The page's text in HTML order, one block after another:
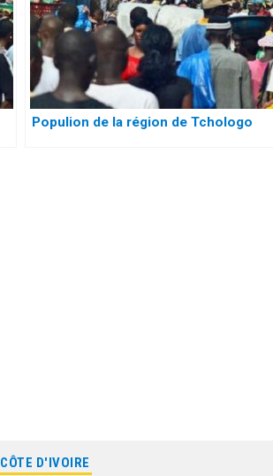
Populion de la région de Tchologo
CÔTE D'IVOIRE